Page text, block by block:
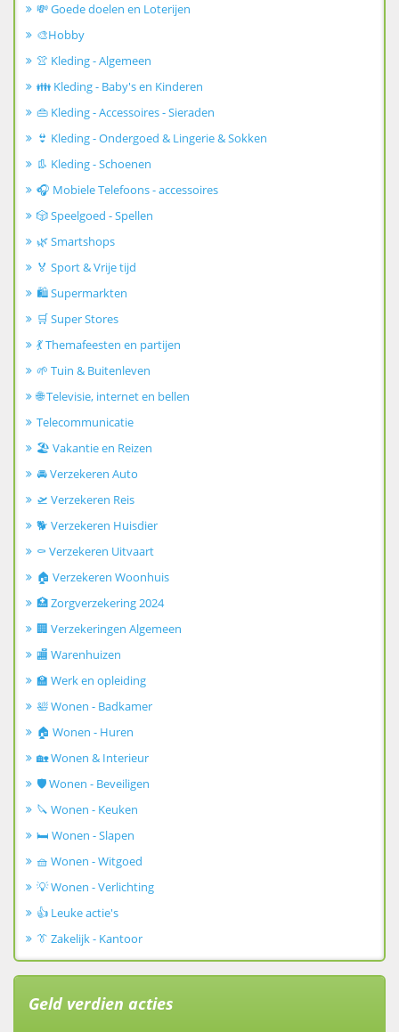
💸 Goede doelen en Loterijen
🎨Hobby
👚 Kleding - Algemeen
👪 Kleding - Baby's en Kinderen
👜 Kleding - Accessoires - Sieraden
👙 Kleding - Ondergoed & Lingerie & Sokken
👢 Kleding - Schoenen
🎧 Mobiele Telefoons - accessoires
🎲 Speelgoed - Spellen
🌿 Smartshops
🏅 Sport & Vrije tijd
🛍️ Supermarkten
🛒 Super Stores
💃 Themafeesten en partijen
🌱 Tuin & Buitenleven
🌐 Televisie, internet en bellen
Telecommunicatie
🏖️ Vakantie en Reizen
🚘 Verzekeren Auto
🛫 Verzekeren Reis
🐕 Verzekeren Huisdier
⚰️ Verzekeren Uitvaart
🏠 Verzekeren Woonhuis
🏥 Zorgverzekering 2024
🏢 Verzekeringen Algemeen
🏬 Warenhuizen
🏫 Werk en opleiding
🛀 Wonen - Badkamer
🏠 Wonen - Huren
🏡 Wonen & Interieur
🛡️ Wonen - Beveiligen
🔪 Wonen - Keuken
🛏️ Wonen - Slapen
🧺 Wonen - Witgoed
💡 Wonen - Verlichting
👍 Leuke actie's
👔 Zakelijk - Kantoor
Geld verdien acties